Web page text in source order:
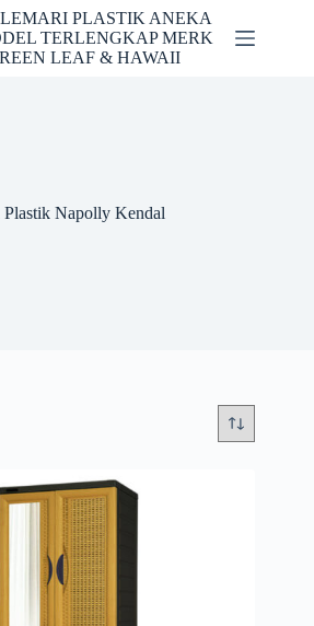
PLASTIK ANEKA
TERLENGKAP MERK
LEAF & HAWAII
Napolly Kendal